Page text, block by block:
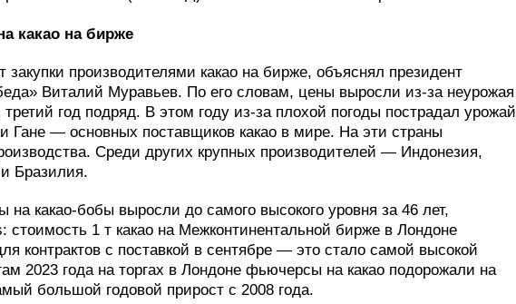
какао на бирже
производителями какао на бирже, объяснял президент
Виталий Муравьев. По его словам, цены выросли из-за неурожая
год подряд. В этом году из-за плохой погоды пострадал урожай
Гане — основных поставщиков какао в мире. На эти страны
Среди других крупных производителей — Индонезия,
Бразилия.
на какао-бобы выросли до самого высокого уровня за 46 лет,
стоимость 1 т какао на Межконтинентальной бирже в Лондоне
контрактов с поставкой в сентябре — это стало самой высокой
2023 года на торгах в Лондоне фьючерсы на какао подорожали на
большой годовой прирост с 2008 года.